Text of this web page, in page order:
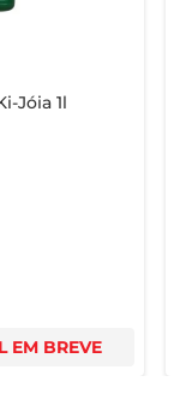
Jóia 1l
EM BREVE